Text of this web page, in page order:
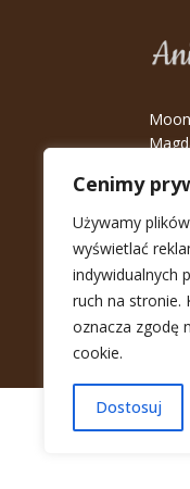
Cenimy
Używamy
wyświetlać
indywidualnych
ruch na stronie.
oznacza zgodę
cookie.
Dostosuj
54-
NIP:
E-